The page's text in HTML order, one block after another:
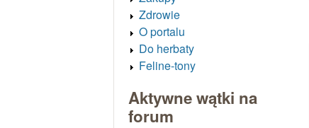
Zdrowie
O portalu
Do herbaty
Feline-tony
Aktywne wątki na
forum